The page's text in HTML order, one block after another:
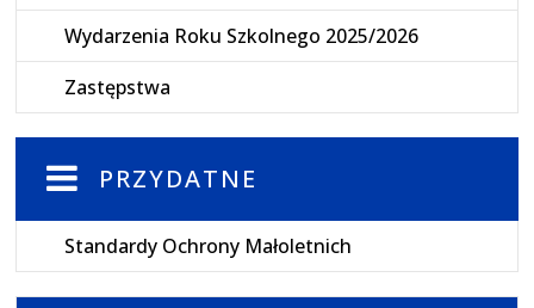
Wydarzenia Roku Szkolnego 2025/2026
Zastępstwa
PRZYDATNE
Standardy Ochrony Małoletnich